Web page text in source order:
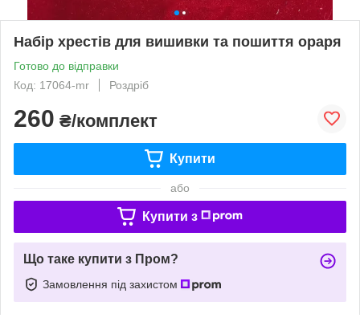
Набір хрестів для вишивки та пошиття ораря
Готово до відправки
Код: 17064-mr
Роздріб
260 ₴/комплект
Купити
або
Купити з
Що таке купити з Пром?
Замовлення під захистом